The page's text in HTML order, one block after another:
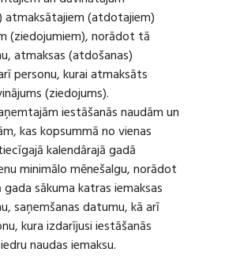
atmaksātajiem (atdotajiem)
(ziedojumiem), norādot tā
atmaksas (atdošanas)
personu, kurai atmaksāts
(ziedojums).
iestāšanās naudām un
kas kopsummā no vienas
kalendārajā gadā
minimālo mēnešalgu, norādot
sākuma katras iemaksas
saņemšanas datumu, kā arī
kura izdarījusi iestāšanās
naudas iemaksu.